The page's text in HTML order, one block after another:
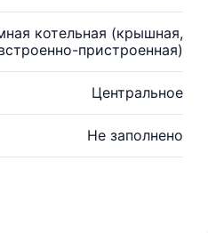
котельная (крышная,
пристроенная)
Центральное
Не заполнено